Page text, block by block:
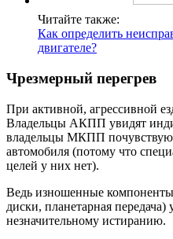
Читайте также:
Как определить
двигателе?
Чрезмерный перегрев
При активной, агрессивной
Владельцы АКПП увидят
владельцы МКПП
автомобиля (потому что
целей у них нет).
Ведь изношенные
диски, планетарная
незначительному истиранию.